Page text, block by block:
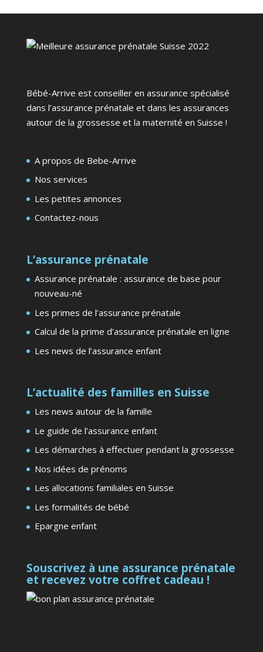
Bébé-Arrive est conseiller en assurance spécialisé
dans l’assurance prénatale et dans les assurances
autour de la grossesse et la maternité en Suisse !
A propos de Bebe-Arrive
Nos services
Les petites annonces
Contactez-nous
L’assurance prénatale
Assurance prénatale : assurance de base pour
nouveau-né
Les primes de l’assurance prénatale
Calcul de la prime d’assurance prénatale en ligne
Les news de l’assurance enfant
L’actualité des familles en Suisse
Les news autour de la famille
Le guide de l’assurance enfant
Les démarches à effectuer pendant la grossesse
Nos idées de prénoms
Les allocations familiales en Suisse
Les formalités de bébé
Epargne enfant
Souscrivez à une assurance prénatale
et recevez votre coffret cadeau !